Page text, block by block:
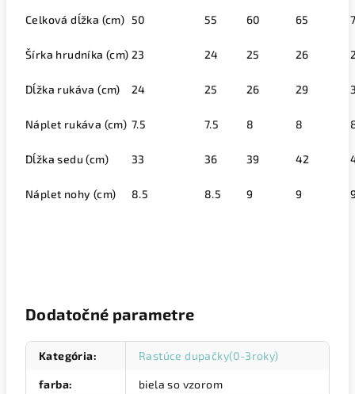
Celková dĺžka (cm) 50 55 60 65
Šírka hrudníka (cm) 23 24 25 26
Dĺžka rukáva (cm) 24 25 26 29
Náplet rukáva (cm) 7.5 7.5 8 8
Dĺžka sedu (cm) 33 36 39 42
Náplet nohy (cm) 8.5 8.5 9 9
Dodatočné parametre
Kategória: Rastúce dupačky(0-3roky)
farba: biela so vzorom